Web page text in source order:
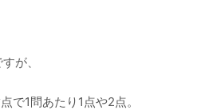
が、
で1問あたり1点や2点。